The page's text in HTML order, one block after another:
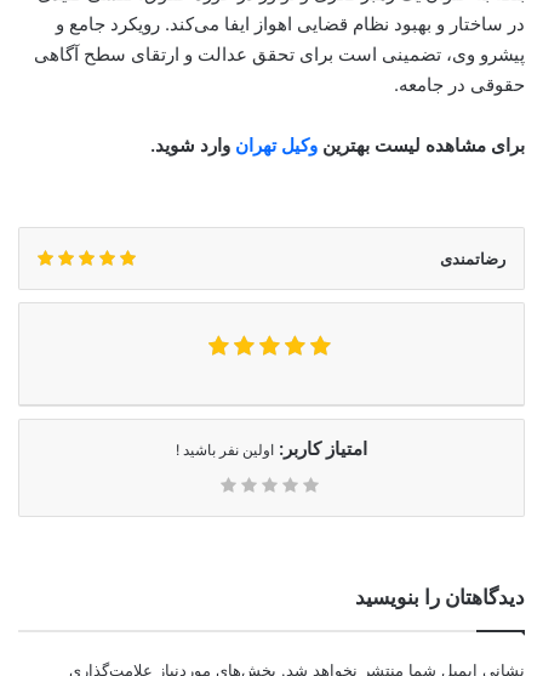
در ساختار و بهبود نظام قضایی اهواز ایفا می‌کند. رویکرد جامع و
پیشرو وی، تضمینی است برای تحقق عدالت و ارتقای سطح آگاهی
حقوقی در جامعه.
برای مشاهده لیست بهترین وکیل تهران وارد شوید.
رضاتمندی
امتیاز کاربر: اولین نفر باشید !
دیدگاهتان را بنویسید
نشانی ایمیل شما منتشر نخواهد شد. بخش‌های موردنیاز علامت‌گذاری